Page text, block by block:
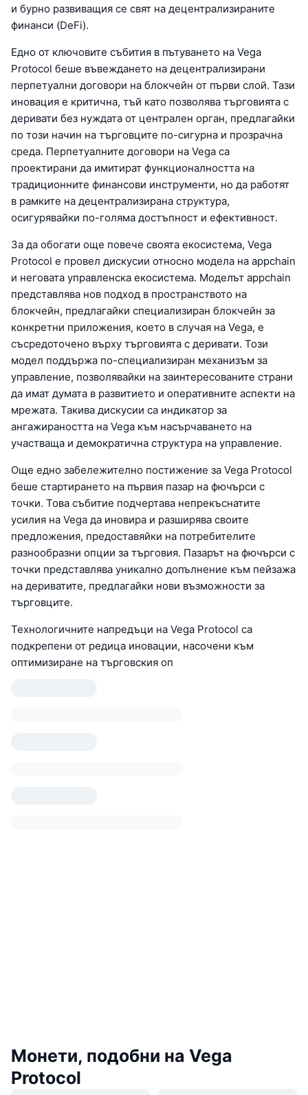
и бурно развиващия се свят на децентрализираните
финанси (DeFi).
Едно от ключовите събития в пътуването на Vega
Protocol беше въвеждането на децентрализирани
перпетуални договори на блокчейн от първи слой. Тази
иновация е критична, тъй като позволява търговията с
деривати без нуждата от централен орган, предлагайки
по този начин на търговците по-сигурна и прозрачна
среда. Перпетуалните договори на Vega са
проектирани да имитират функционалността на
традиционните финансови инструменти, но да работят
в рамките на децентрализирана структура,
осигурявайки по-голяма достъпност и ефективност.
За да обогати още повече своята екосистема, Vega
Protocol е провел дискусии относно модела на appchain
и неговата управленска екосистема. Моделът appchain
представлява нов подход в пространството на
блокчейн, предлагайки специализиран блокчейн за
конкретни приложения, което в случая на Vega, е
съсредоточено върху търговията с деривати. Този
модел поддържа по-специализиран механизъм за
управление, позволявайки на заинтересованите страни
да имат думата в развитието и оперативните аспекти на
мрежата. Такива дискусии са индикатор за
ангажираността на Vega към насърчаването на
участваща и демократична структура на управление.
Още едно забележително постижение за Vega Protocol
беше стартирането на първия пазар на фючърси с
точки. Това събитие подчертава непрекъснатите
усилия на Vega да иновира и разширява своите
предложения, предоставяйки на потребителите
разнообразни опции за търговия. Пазарът на фючърси с
точки представлява уникално допълнение към пейзажа
на дериватите, предлагайки нови възможности за
търговците.
Технологичните напредъци на Vega Protocol са
подкрепени от редица иновации, насочени към
оптимизиране на търговския оп
Монети, подобни на Vega
Protocol